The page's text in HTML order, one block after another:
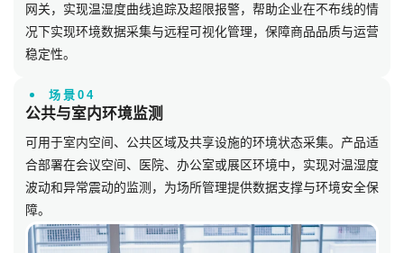
网关，实现温湿度曲线追踪及超限报警，帮助企业在不布线的情
况下实现环境数据采集与远程可视化管理，保障商品品质与运营
稳定性。
场景04
公共与室内环境监测
可用于室内空间、公共区域及共享设施的环境状态采集。产品适
合部署在会议空间、医院、办公室或展区环境中，实现对温湿度
波动和异常震动的监测，为场所管理提供数据支撑与环境安全保
障。